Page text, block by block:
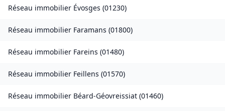
Réseau immobilier Évosges (01230)
Réseau immobilier Faramans (01800)
Réseau immobilier Fareins (01480)
Réseau immobilier Feillens (01570)
Réseau immobilier Béard-Géovreissiat (01460)